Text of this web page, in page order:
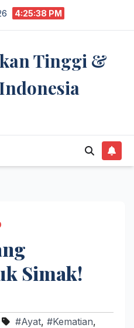
4:25:38 PM
Tinggi &
Simak!
#Ayat, #Kematian,